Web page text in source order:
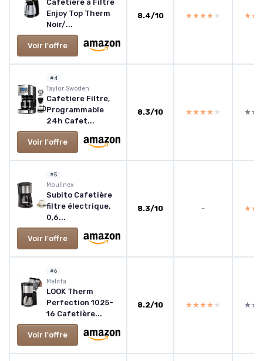
Cafetière à Filtre
Enjoy Top Therm
Noir/...
Voir l'offre
8.4/10 ★★★★★
★★★★★
#4
‎Taylor Swoden
Cafetiere Filtre,
Programmable
24h Cafet...
Voir l'offre
8.3/10 ★★★★★
★★★★★
#5
‎Moulinex
Subito Cafetière
filtre électrique,
0,6...
Voir l'offre
8.3/10 -
#6
‎Melitta
LOOK Therm
Perfection 1025-
16 Cafetière...
Voir l'offre
8.2/10 ★★★★★
★★★★★